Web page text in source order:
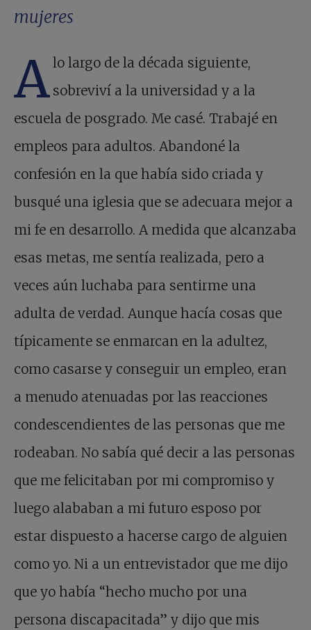
mujeres
Alo largo de la década siguiente,
sobreviví a la universidad y a la
escuela de posgrado. Me casé. Trabajé en
empleos para adultos. Abandoné la
confesión en la que había sido criada y
busqué una iglesia que se adecuara mejor a
mi fe en desarrollo. A medida que alcanzaba
esas metas, me sentía realizada, pero a
veces aún luchaba para sentirme una
adulta de verdad. Aunque hacía cosas que
típicamente se enmarcan en la adultez,
como casarse y conseguir un empleo, eran
a menudo atenuadas por las reacciones
condescendientes de las personas que me
rodeaban. No sabía qué decir a las personas
que me felicitaban por mi compromiso y
luego alababan a mi futuro esposo por
estar dispuesto a hacerse cargo de alguien
como yo. Ni a un entrevistador que me dijo
que yo había “hecho mucho por una
persona discapacitada” y dijo que mis